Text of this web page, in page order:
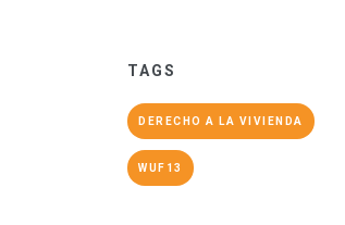
TAGS
DERECHO A LA VIVIENDA
WUF13